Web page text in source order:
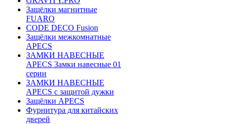
Защёлки магнитные
FUARO
CODE DECO Fusion
Защёлки межкомнатные
APECS
ЗАМКИ НАВЕСНЫЕ
APECS Замки навесные 01
серии
ЗАМКИ НАВЕСНЫЕ
APECS с защитой дужки
Защёлки APECS
Фурнитура для китайских
дверей